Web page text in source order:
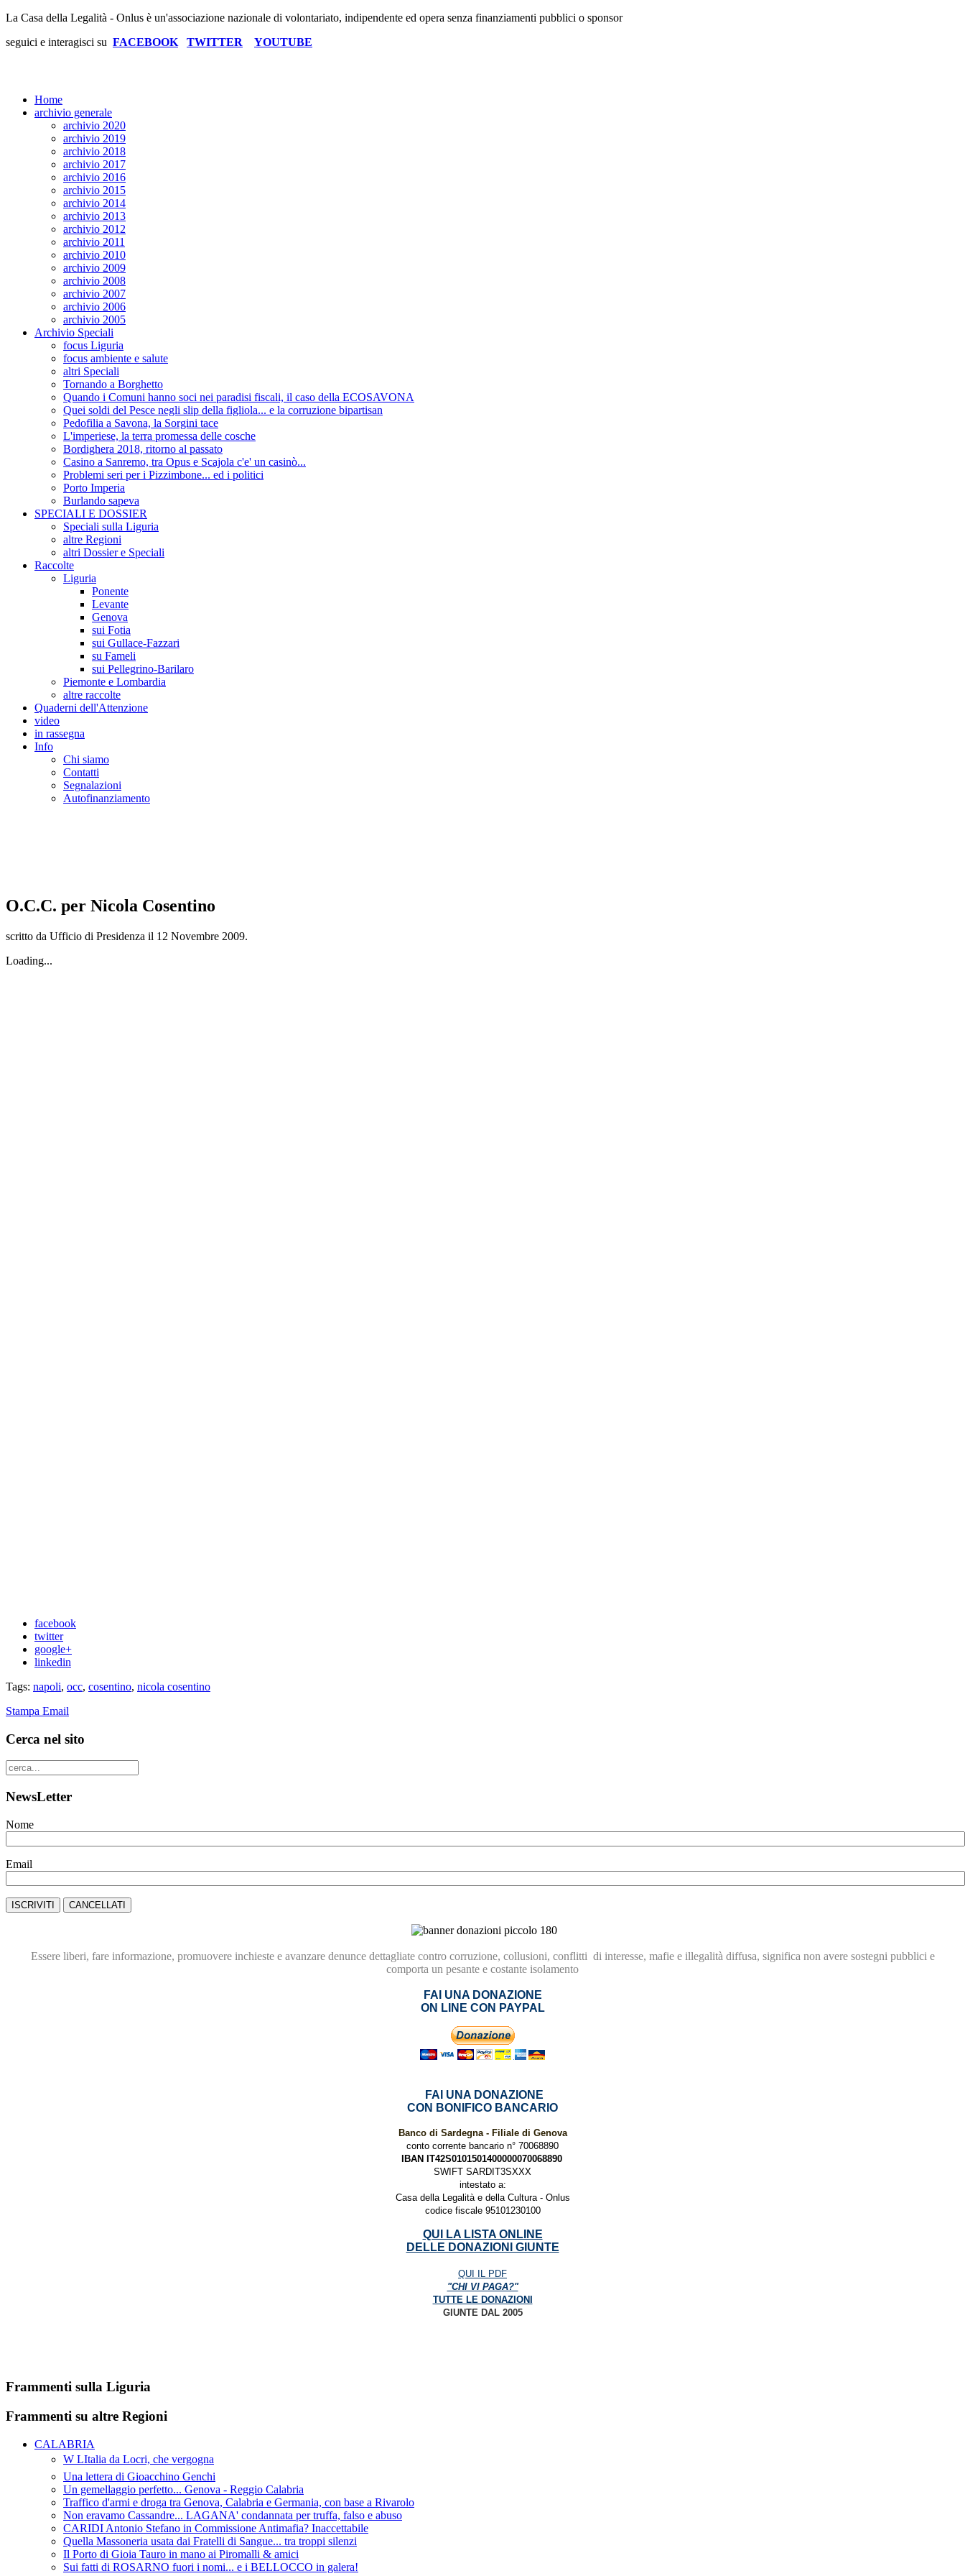
La Casa della Legalità - Onlus è un'associazione nazionale di volontariato, indipendente ed opera senza finanziamenti pubblici o sponsor
seguici e interagisci su FACEBOOK TWITTER YOUTUBE
Home
archivio generale
archivio 2020
archivio 2019
archivio 2018
archivio 2017
archivio 2016
archivio 2015
archivio 2014
archivio 2013
archivio 2012
archivio 2011
archivio 2010
archivio 2009
archivio 2008
archivio 2007
archivio 2006
archivio 2005
Archivio Speciali
focus Liguria
focus ambiente e salute
altri Speciali
Tornando a Borghetto
Quando i Comuni hanno soci nei paradisi fiscali, il caso della ECOSAVONA
Quei soldi del Pesce negli slip della figliola... e la corruzione bipartisan
Pedofilia a Savona, la Sorgini tace
L'imperiese, la terra promessa delle cosche
Bordighera 2018, ritorno al passato
Casino a Sanremo, tra Opus e Scajola c'e' un casinò...
Problemi seri per i Pizzimbone... ed i politici
Porto Imperia
Burlando sapeva
SPECIALI E DOSSIER
Speciali sulla Liguria
altre Regioni
altri Dossier e Speciali
Raccolte
Liguria
Ponente
Levante
Genova
sui Fotia
sui Gullace-Fazzari
su Fameli
sui Pellegrino-Barilaro
Piemonte e Lombardia
altre raccolte
Quaderni dell'Attenzione
video
in rassegna
Info
Chi siamo
Contatti
Segnalazioni
Autofinanziamento
O.C.C. per Nicola Cosentino
scritto da Ufficio di Presidenza il 12 Novembre 2009.
Loading...
facebook
twitter
google+
linkedin
Tags: napoli, occ, cosentino, nicola cosentino
Stampa Email
Cerca nel sito
NewsLetter
Nome
Email
Essere liberi, fare informazione, promuovere inchieste e avanzare denunce dettagliate contro corruzione, collusioni, conflitti di interesse, mafie e illegalità diffusa, significa non avere sostegni pubblici e
comporta un pesante e costante isolamento
FAI UNA DONAZIONE
ON LINE CON PAYPAL
FAI UNA DONAZIONE
CON BONIFICO BANCARIO
Banco di Sardegna - Filiale di Genova
conto corrente bancario n° 70068890
IBAN IT42S0101501400000070068890
SWIFT SARDIT3SXXX
intestato a:
Casa della Legalità e della Cultura - Onlus
codice fiscale 95101230100
QUI LA LISTA ONLINE
DELLE DONAZIONI GIUNTE
QUI IL PDF
"CHI VI PAGA?"
TUTTE LE DONAZIONI
GIUNTE DAL 2005
Frammenti sulla Liguria
Frammenti su altre Regioni
CALABRIA
W LItalia da Locri, che vergogna
Una lettera di Gioacchino Genchi
Un gemellaggio perfetto... Genova - Reggio Calabria
Traffico d'armi e droga tra Genova, Calabria e Germania, con base a Rivarolo
Non eravamo Cassandre... LAGANA' condannata per truffa, falso e abuso
CARIDI Antonio Stefano in Commissione Antimafia? Inaccettabile
Quella Massoneria usata dai Fratelli di Sangue... tra troppi silenzi
Il Porto di Gioia Tauro in mano ai Piromalli & amici
Sui fatti di ROSARNO fuori i nomi... e i BELLOCCO in galera!